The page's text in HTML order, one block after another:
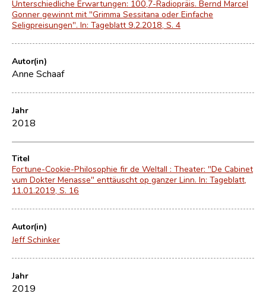
Unterschiedliche Erwartungen: 100,7-Radiopräis. Bernd Marcel
Gonner gewinnt mit "Grimma Sessitana oder Einfache
Seligpreisungen". In: Tageblatt 9.2.2018, S. 4
Autor(in)
Anne Schaaf
Jahr
2018
Titel
Fortune-Cookie-Philosophie fir de Weltall : Theater: "De Cabinet
vum Dokter Menasse" enttäuscht op ganzer Linn. In: Tageblatt,
11.01.2019, S. 16
Autor(in)
Jeff Schinker
Jahr
2019